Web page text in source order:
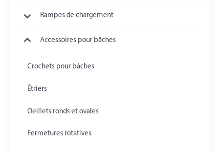
Rampes de chargement
Accessoires pour bâches
Crochets pour bâches
Étriers
Oeillets ronds et ovales
Fermetures rotatives